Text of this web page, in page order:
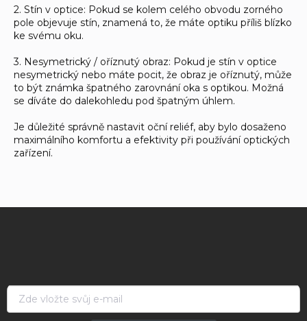
2. Stín v optice: Pokud se kolem celého obvodu zorného
pole objevuje stín, znamená to, že máte optiku příliš blízko
ke svému oku.
3. Nesymetrický / oříznutý obraz: Pokud je stín v optice
nesymetrický nebo máte pocit, že obraz je oříznutý, může
to být známka špatného zarovnání oka s optikou. Možná
se díváte do dalekohledu pod špatným úhlem.
Je důležité správně nastavit oční reliéf, aby bylo dosaženo
maximálního komfortu a efektivity při používání optických
zařízení.